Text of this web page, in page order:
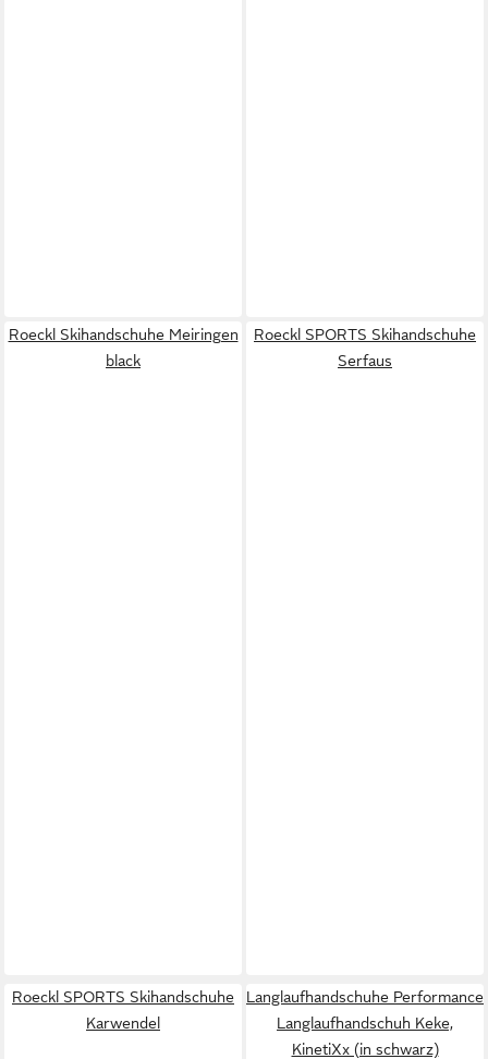
Roeckl Skihandschuhe Meiringen
black
Roeckl SPORTS Skihandschuhe
Serfaus
Roeckl SPORTS Skihandschuhe
Karwendel
Langlaufhandschuhe Performance
Langlaufhandschuh Keke,
KinetiXx (in schwarz)